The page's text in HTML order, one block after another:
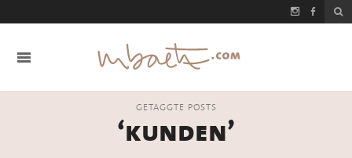
GETAGGTE POSTS
‘kunden’